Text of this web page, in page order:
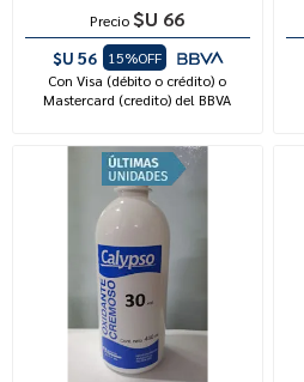
Precio $U 66
$U 56
15%OFF
Con Visa (débito o crédito) o
Mastercard (credito) del BBVA